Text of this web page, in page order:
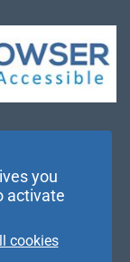
you
activate
cookies